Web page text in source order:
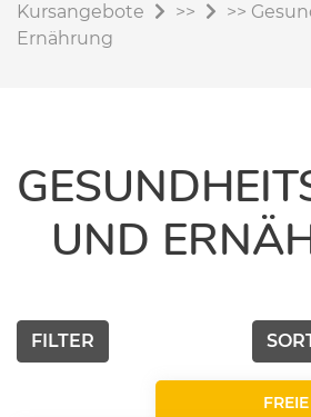
Kursangebote
>> >>
Ernährung
UND
FILTER